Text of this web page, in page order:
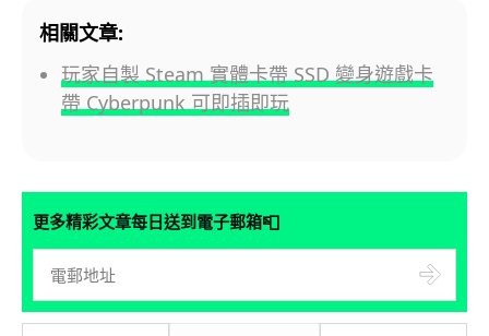
相關文章:
玩家自製 Steam 實體卡帶 SSD 變身遊戲卡
帶 Cyberpunk 可即插即玩
更多精彩文章每日送到電子郵箱📮